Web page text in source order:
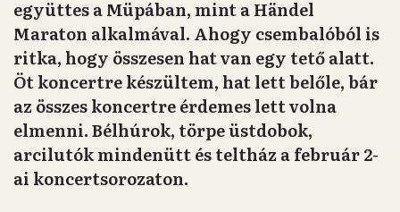
együttes a Müpában, mint a Händel
Maraton alkalmával. Ahogy csembalóból is
ritka, hogy összesen hat van egy tető alatt.
Öt koncertre készültem, hat lett belőle, bár
az összes koncertre érdemes lett volna
elmenni. Bélhúrok, törpe üstdobok,
arcilutók mindenütt és teltház a február 2-
ai koncertsorozaton.